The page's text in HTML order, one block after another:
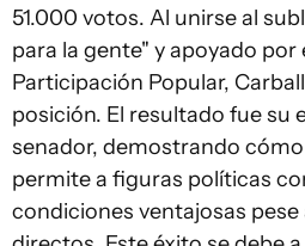
51.000 votos. Al unirse al
para la gente" y apoyado
Participación Popular,
posición. El resultado fue su
senador, demostrando
permite a figuras políticas
condiciones ventajosas pese